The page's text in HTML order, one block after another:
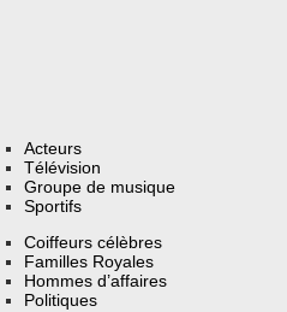
Acteurs
Télévision
Groupe de musique
Sportifs
Coiffeurs célèbres
Familles Royales
Hommes d’affaires
Politiques